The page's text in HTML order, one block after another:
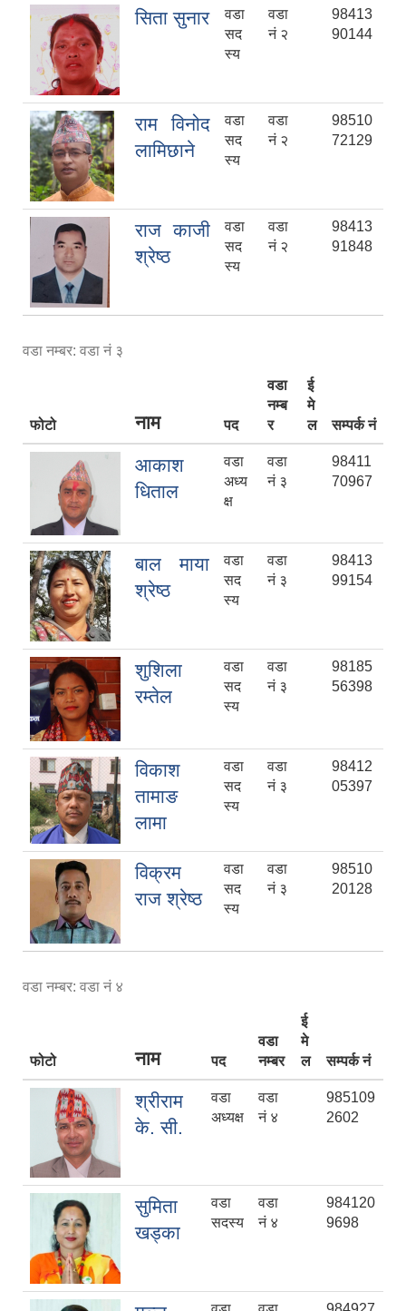
सिता सुनार
वडा
सद
स्य
वडा
नं २
98413
90144
राम विनोद
लामिछाने
वडा
सद
स्य
वडा
नं २
98510
72129
राज काजी
श्रेष्ठ
वडा
सद
स्य
वडा
नं २
98413
91848
वडा नम्बर: वडा नं ३
फोटो नाम पद
वडा
नम्ब
र
ई
मे
ल
सम्पर्क नं
आकाश
धिताल
वडा
अध्य
क्ष
वडा
नं ३
98411
70967
बाल माया
श्रेष्ठ
वडा
सद
स्य
वडा
नं ३
98413
99154
शुशिला
रम्तेल
वडा
सद
स्य
वडा
नं ३
98185
56398
विकाश
तामाङ
लामा
वडा
सद
स्य
वडा
नं ३
98412
05397
विक्रम
राज श्रेष्ठ
वडा
सद
स्य
वडा
नं ३
98510
20128
वडा नम्बर: वडा नं ४
फोटो नाम पद
वडा
नम्बर
ई
मे
ल
सम्पर्क नं
श्रीराम
के. सी.
वडा
अध्यक्ष
वडा
नं ४
985109
2602
सुमिता
खड्का
वडा
सदस्य
वडा
नं ४
984120
9698